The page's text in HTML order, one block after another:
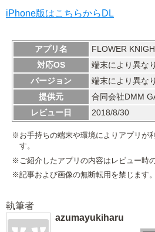
iPhone版はこちらからDL
アプリ名
FLOWER
対応OS
端末により異な
バージョン
端末により異な
提供元
合同会社DMM
レビュー日
2018/8/30
※お手持ちの端末や環境によりアプリが
す。
※ご紹介したアプリの内容はレビュー時
※記事および画像の無断転用を禁じます。
執筆者
azumayukiharu